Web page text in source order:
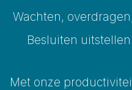
Wachten,
Besluiten
Met onze